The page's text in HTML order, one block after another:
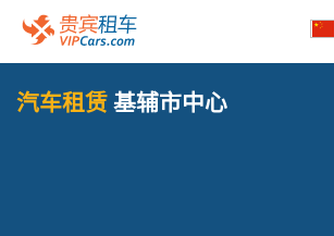
汽车租赁 基辅市中心